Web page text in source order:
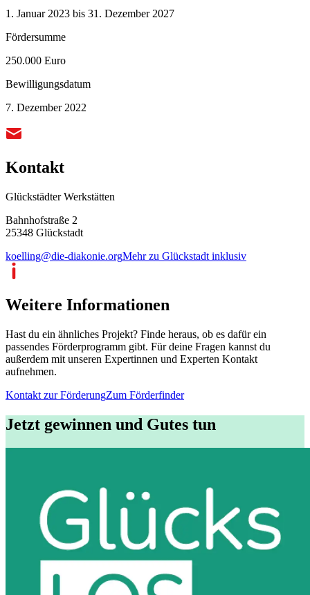
1. Januar 2023 bis 31. Dezember 2027
Fördersumme
250.000 Euro
Bewilligungsdatum
7. Dezember 2022
Kontakt
Glückstädter Werkstätten
Bahnhofstraße 2
25348 Glückstadt
koelling@die-diakonie.orgMehr zu Glückstadt inklusiv
Weitere Informationen
Hast du ein ähnliches Projekt? Finde heraus, ob es dafür ein
passendes Förderprogramm gibt. Für deine Fragen kannst du
außerdem mit unseren Expertinnen und Experten Kontakt
aufnehmen.
Kontakt zur FörderungZum Förderfinder
Jetzt gewinnen und Gutes tun